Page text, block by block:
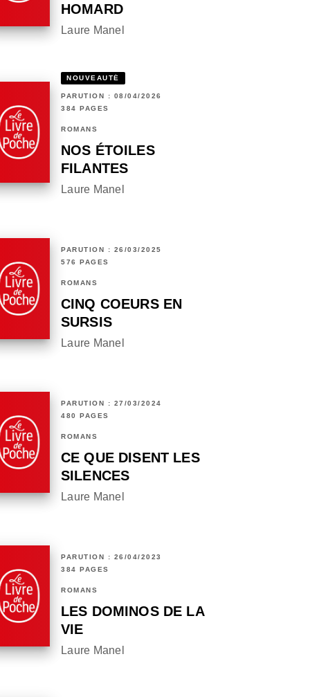
HOMARD
Laure Manel
NOUVEAUTÉ
PARUTION : 08/04/2026
384 PAGES
ROMANS
NOS ÉTOILES
FILANTES
Laure Manel
PARUTION : 26/03/2025
576 PAGES
ROMANS
CINQ COEURS EN
SURSIS
Laure Manel
PARUTION : 27/03/2024
480 PAGES
ROMANS
CE QUE DISENT LES
SILENCES
Laure Manel
PARUTION : 26/04/2023
384 PAGES
ROMANS
LES DOMINOS DE LA
VIE
Laure Manel